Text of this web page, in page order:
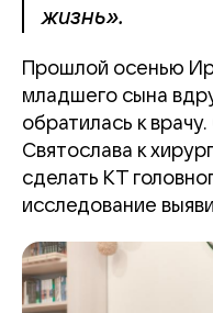
жизнь».
Прошлой осенью
младшего сына
обратилась к
Святослава к
сделать КТ
исследование